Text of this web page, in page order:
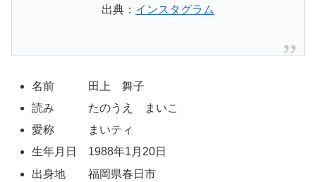
出典： インスタグラム
名前 田上 舞子
読み たのうえ まいこ
愛称 まいティ
生年月日 1988年1月20日
出身地 福岡県春日市